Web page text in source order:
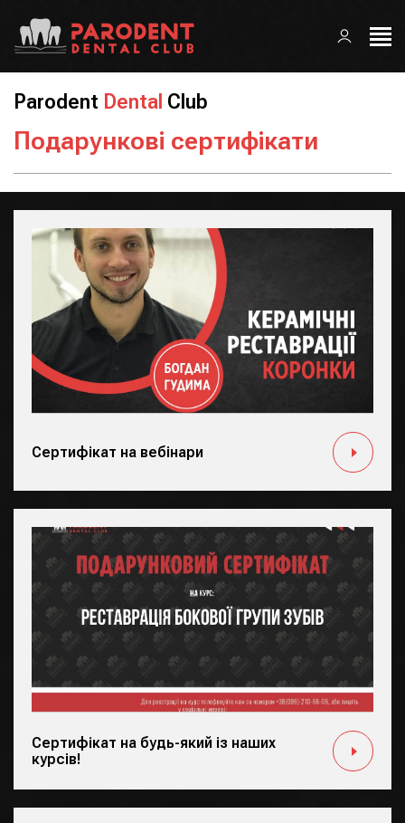
Parodent Dental Club
Подарункові сертифікати
Сертифікат на вебінари
Сертифікат на будь-який із наших
курсів!